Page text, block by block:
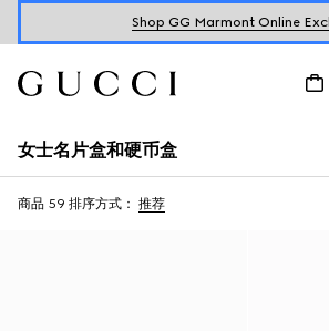
Shop GG Marmont Online
女士名片盒和硬币盒
商品 59 排序方式： 推荐